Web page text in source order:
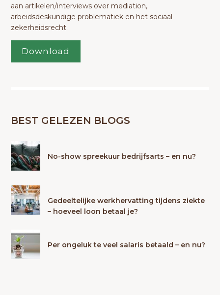
aan artikelen/interviews over mediation,
arbeidsdeskundige problematiek en het sociaal
zekerheidsrecht.
Download
BEST GELEZEN BLOGS
No-show spreekuur bedrijfsarts – en nu?
Gedeeltelijke werkhervatting tijdens ziekte
– hoeveel loon betaal je?
Per ongeluk te veel salaris betaald – en nu?